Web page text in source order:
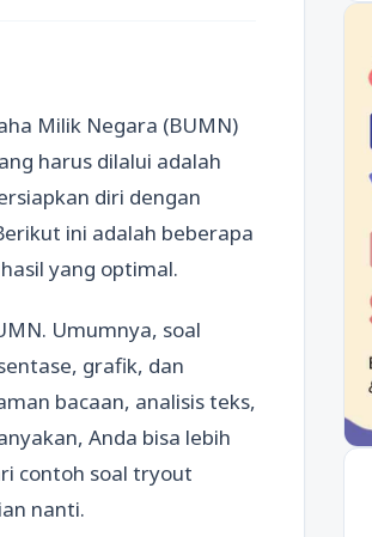
Milik Negara (BUMN)
harus dilalui adalah
diri dengan
ini adalah beberapa
yang optimal.
Umumnya, soal
grafik, dan
bacaan, analisis teks,
Anda bisa lebih
contoh soal tryout
nanti.